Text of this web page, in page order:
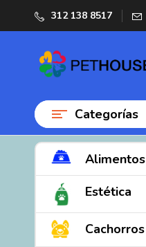
312 138 8517
Categorías
Alimentos
Estética
Cachorros